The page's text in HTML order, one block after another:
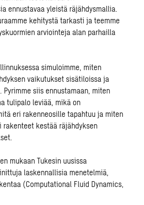
ennustavaa yleistä räjähdysmallia.
kehitystä tarkasti ja teemme
arviointeja alan parhailla
simuloimme, miten
vaikutukset sisätiloissa ja
Pyrimme siis ennustamaan, miten
tulipalo leviää, mikä on
eri rakenneosille tapahtuu ja miten
rakenteet kestää räjähdyksen
mukaanTukesin uusissa
laskennallisia menetelmiä,
(Computational Fluid Dynamics,